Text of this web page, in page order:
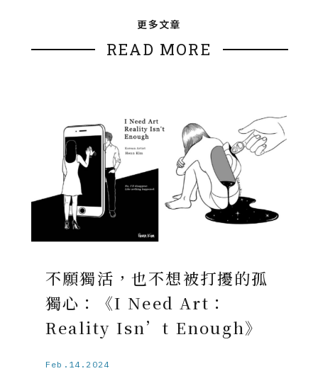
更多文章
READ MORE
不願獨活，也不想被打擾的孤
獨心：《I Need Art：
Reality Isn’t Enough》
Feb.14.2024